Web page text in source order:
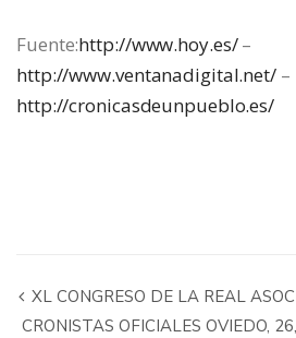
Fuente:http://www.hoy.es/–
http://www.ventanadigital.net/ –
http://cronicasdeunpueblo.es/
XL CONGRESO DE LA REAL
CRONISTAS OFICIALES OVIEDO,